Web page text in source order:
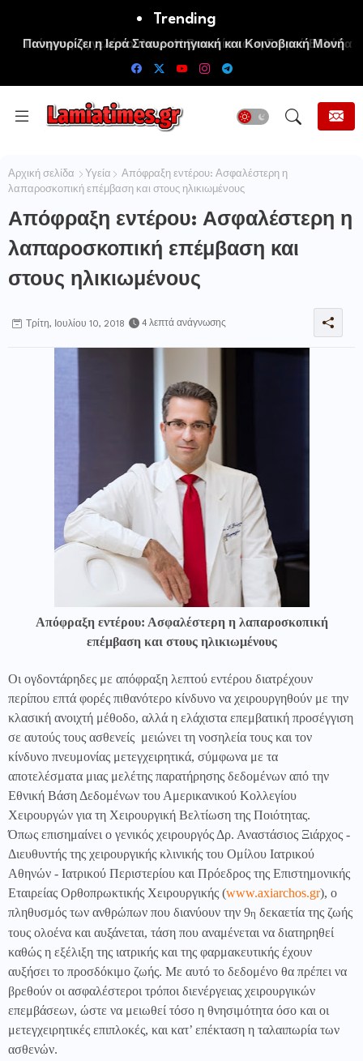
Trending
Πανηγυρίζει η Ιερά Σταυροπηγιακή και Κοινοβιακή Μονή
Μεταμορφώσεως του Σωτήρος Καμενων Βουρλων (Μονή
Αρχική σελίδα Υγεία
Απόφραξη εντέρου: Ασφαλέστερη η
λαπαροσκοπική επέμβαση και στους ηλικιωμένους
Απόφραξη εντέρου: Ασφαλέστερη η
λαπαροσκοπική επέμβαση και
στους ηλικιωμένους
Τρίτη, Ιουλίου 10, 2018 4 λεπτά ανάγνωσης
Απόφραξη εντέρου: Ασφαλέστερη η λαπαροσκοπική
επέμβαση και στους ηλικιωμένους
Οι ογδοντάρηδες με απόφραξη λεπτού εντέρου διατρέχουν
περίπου επτά φορές πιθανότερο κίνδυνο να χειρουργηθούν με την
κλασική ανοιχτή μέθοδο, αλλά η ελάχιστα επεμβατική προσέγγιση
σε αυτούς τους ασθενείς μειώνει τη νοσηλεία τους και τον
κίνδυνο πνευμονίας μετεγχειρητικά, σύμφωνα με τα
αποτελέσματα μιας μελέτης παρατήρησης δεδομένων από την
Εθνική Βάση Δεδομένων του Αμερικανικού Κολλεγίου
Χειρουργών για τη Χειρουργική Βελτίωση της Ποιότητας.
Όπως επισημαίνει ο γενικός χειρουργός Δρ. Αναστάσιος Ξιάρχος -
Διευθυντής της χειρουργικής κλινικής του Ομίλου Ιατρικού
Αθηνών - Ιατρικού Περιστερίου και Πρόεδρος της Επιστημονικής
Εταιρείας Ορθοπρωκτικής Χειρουργικής (www.axiarchos.gr), ο
πληθυσμός των ανθρώπων που διανύουν την 9η δεκαετία της ζωής
τους ολοένα και αυξάνεται, τάση που αναμένεται να διατηρηθεί
καθώς η εξέλιξη της ιατρικής και της φαρμακευτικής έχουν
αυξήσει το προσδόκιμο ζωής. Με αυτό το δεδομένο θα πρέπει να
βρεθούν οι ασφαλέστεροι τρόποι διενέργειας χειρουργικών
επεμβάσεων, ώστε να μειωθεί τόσο η θνησιμότητα όσο και οι
μετεγχειρητικές επιπλοκές, και κατ’ επέκταση η ταλαιπωρία των
ασθενών.